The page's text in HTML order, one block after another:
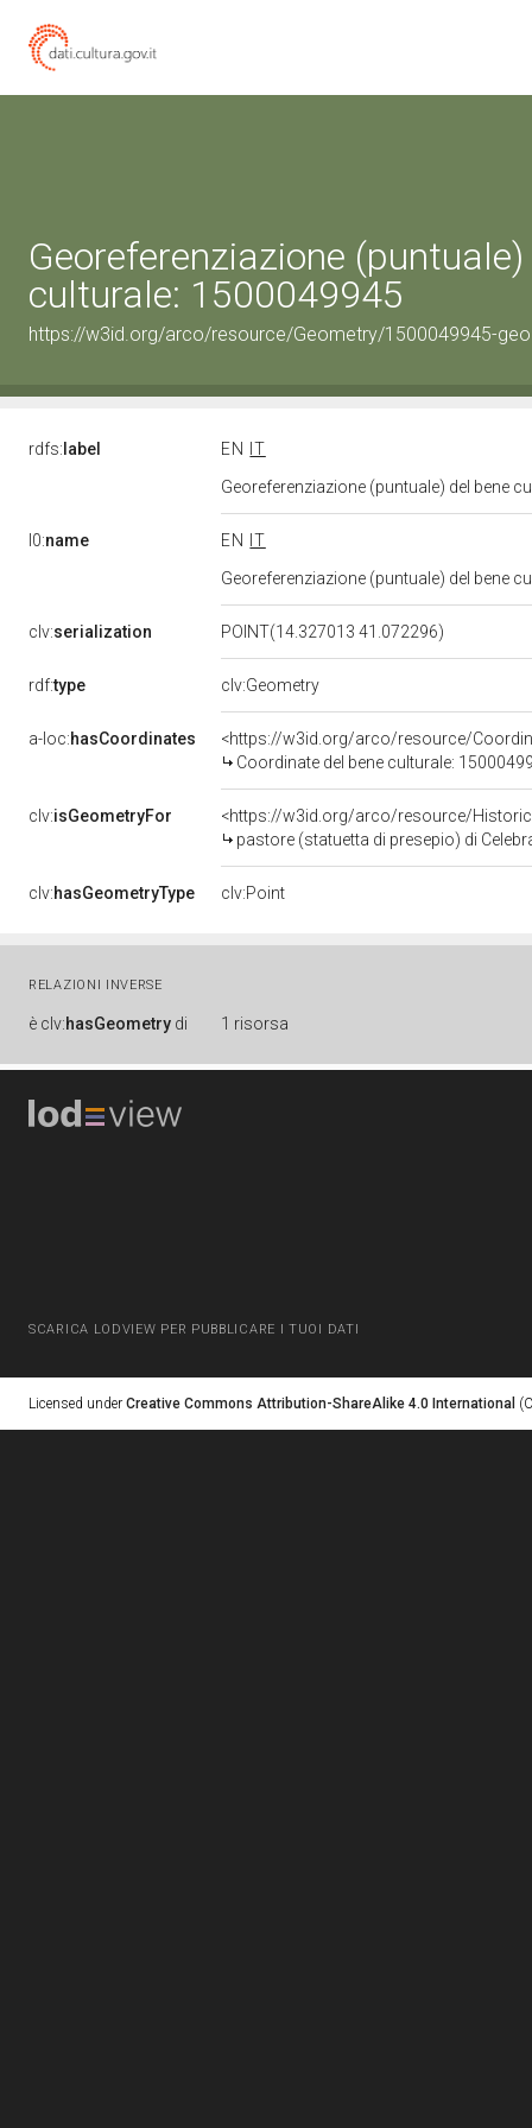
Georeferenziazione
culturale: 1500049945
https://w3id.org/arco/resource/Geometry/1500049945-
rdfs: label EN
IT
Georeferenziazione (puntuale) del bene
l0:name EN
IT
Georeferenziazione (puntuale) del bene
clv:serialization POINT(14.327013 41.072296)
rdf:type clv:Geometry
a-loc:hasCoordinates
<https://w3id.org/arco/resource/
Coordinate del bene culturale:
clv:isGeometryFor
<https://w3id.org/arco/resource/
pastore (statuetta di presepio) di
clv:hasGeometryType clv:Point
RELAZIONI INVERSE
è clv:hasGeometry di 1 risorsa
SCARICA LODVIEW PER PUBBLICARE I TUOI DATI
Licensed under Creative Commons Attribution-ShareAlike 4.0 International